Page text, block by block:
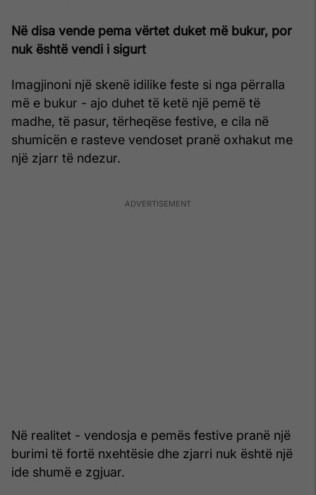
Në disa vende pema vërtet duket më bukur, por
nuk është vendi i sigurt
Imagjinoni një skenë idilike feste si nga përralla
më e bukur - ajo duhet të ketë një pemë të
madhe, të pasur, tërheqëse festive, e cila në
shumicën e rasteve vendoset pranë oxhakut me
një zjarr të ndezur.
Në realitet - vendosja e pemës festive pranë një
burimi të fortë nxehtësie dhe zjarri nuk është një
ide shumë e zgjuar.